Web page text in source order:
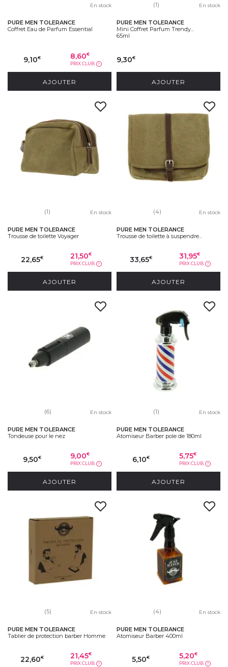
En stock
PURE MEN TOLERANCE
Coffret Eau de Parfum Essential
9,10€ 8,60€
PRIX CLUB ?
AJOUTER
(1) En stock
PURE MEN TOLERANCE
Mini Coffret Parfum Trendy...
65ml
9,30€
AJOUTER
(1) En stock
PURE MEN TOLERANCE
Trousse de toilette Voyager
22,65€ 21,50€
PRIX CLUB ?
AJOUTER
(4) En stock
PURE MEN TOLERANCE
Trousse de toilette à suspendre...
33,65€ 31,95€
PRIX CLUB ?
AJOUTER
(6) En stock
PURE MEN TOLERANCE
Tondeuse pour le nez
9,50€ 9,00€
PRIX CLUB ?
AJOUTER
(1) En stock
PURE MEN TOLERANCE
Atomiseur Barber pole de 180ml
6,10€ 5,75€
PRIX CLUB ?
AJOUTER
(5) En stock
PURE MEN TOLERANCE
Tablier de protection barber Homme
22,60€ 21,45€
PRIX CLUB ?
(4) En stock
PURE MEN TOLERANCE
Atomiseur Barber 400ml
5,50€ 5,20€
PRIX CLUB ?